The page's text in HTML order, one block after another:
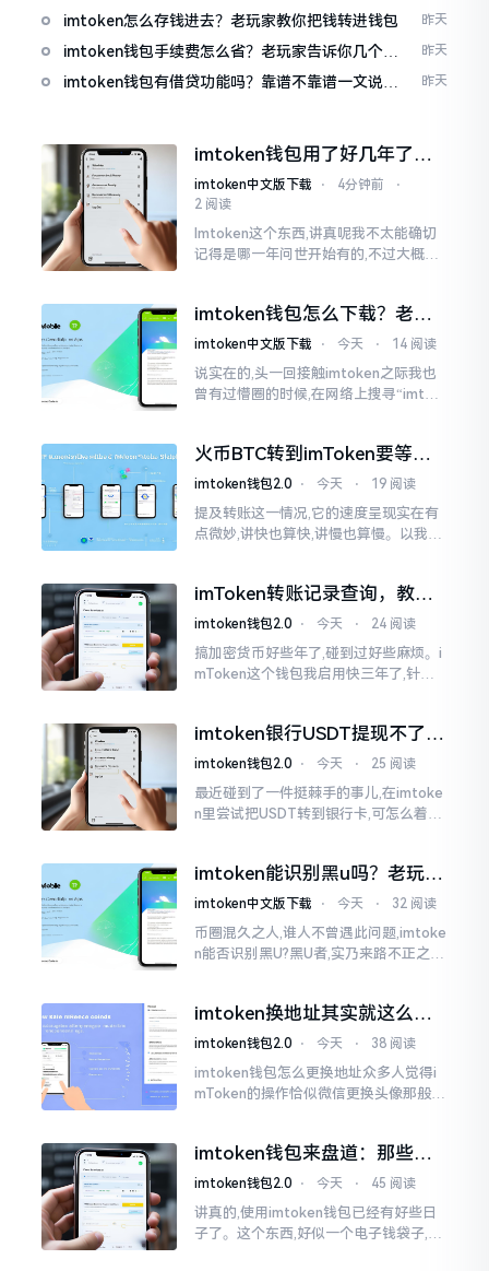
imtoken怎么存钱进去？老玩家教你把钱转进钱包 昨天
imtoken钱包手续费怎么省？老玩家告诉你几个实
在招
昨天
imtoken钱包有借贷功能吗？靠谱不靠谱一文说清
昨天
imtoken钱包用了好几年了，
到底多少年了？
imtoken中文版下载 ⋅ 4分钟前
⋅
2 阅读
Imtoken这个东西,讲真呢我不太能确切
记得是哪一年问世开始有的,不过大概在
多快要十年的时间了。
imtoken钱包怎么下载？老用
户告诉你靠谱渠道
imtoken中文版下载 ⋅ 今天 ⋅ 14 阅读
说实在的,头一回接触imtoken之际我也
曾有过懵圈的时候,在网络上搜寻“imtok
火币BTC转到imToken要等多
久？过来人说说真实情况
imtoken钱包2.0 ⋅ 今天 ⋅ 19 阅读
提及转账这一情况,它的速度呈现实在有
点微妙,讲快也算快,讲慢也算慢。以我从
账。可是
imToken转账记录查询，教你
正确查看方法
imtoken钱包2.0 ⋅ 今天 ⋅ 24 阅读
搞加密货币好些年了,碰到过好些麻烦。i
mToken这个钱包我启用快三年了,针对
我也疑惑过一阵子
imtoken银行USDT提现不了？
这几个法子能帮你搞定
imtoken钱包2.0 ⋅ 今天 ⋅ 25 阅读
最近碰到了一件挺棘手的事儿,在imtoke
n里尝试把USDT转到银行卡,可怎么着都
么时长
imtoken能识别黑u吗？老玩家
告诉你真相
imtoken中文版下载 ⋅ 今天 ⋅ 32 阅读
币圈混久之人,谁人不曾遇此问题,imtoke
n能否识别黑U?黑U者,实乃来路不正之钱
imtoken换地址其实就这么回
事
imtoken钱包2.0 ⋅ 今天 ⋅ 38 阅读
imtoken钱包怎么更换地址众多人觉得i
mToken的操作恰似微信更换头像那般简
据助记词来生成的,通俗讲
imtoken钱包来盘道：那些踩
过的坑和保命招
imtoken钱包2.0 ⋅ 今天 ⋅ 45 阅读
讲真的,使用imtoken钱包已经有好些日
子了。这个东西,好似一个电子钱袋子,里